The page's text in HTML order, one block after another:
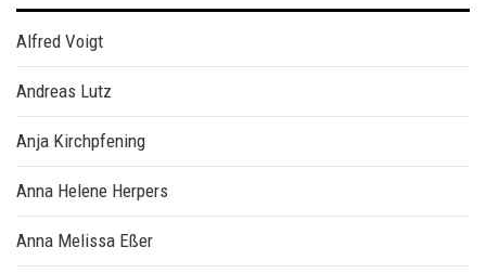
Alfred Voigt
Andreas Lutz
Anja Kirchpfening
Anna Helene Herpers
Anna Melissa Eßer